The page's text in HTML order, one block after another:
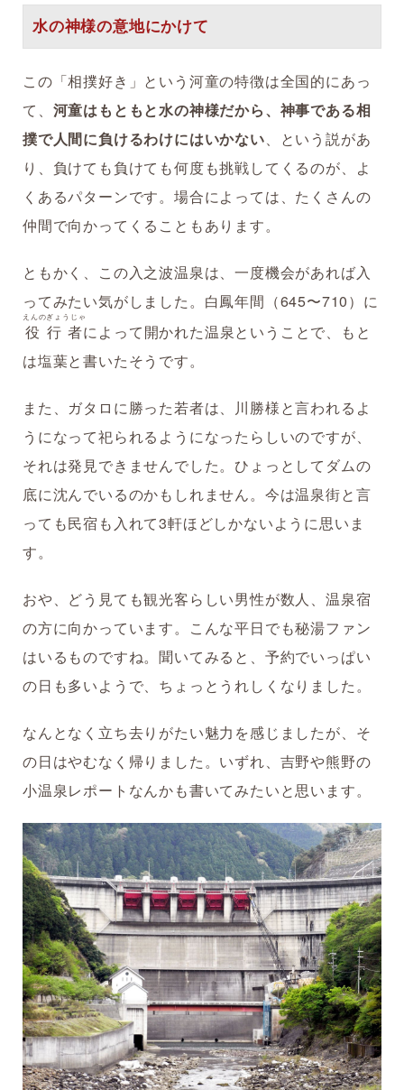
水の神様の意地にかけて
この「相撲好き」という河童の特徴は全国的にあっ
て、 河童はもともと水の神様だから、神事である相
撲で人間に負けるわけにはいかない、という説があ
り、負けても負けても何度も挑戦してくるのが、よ
くあるパターンです。場合によっては、たくさんの
仲間で向かってくることもあります。
ともかく、この入之波温泉は、一度機会があれば入
ってみたい気がしました。白鳳年間（645〜710）に
役行者
えんのぎょうじゃ
によって開かれた温泉ということで、もと
は塩葉と書いたそうです。
また、ガタロに勝った若者は、川勝様と言われるよ
うになって祀られるようになったらしいのですが、
それは発見できませんでした。ひょっとしてダムの
底に沈んでいるのかもしれません。今は温泉街と言
っても民宿も入れて3軒ほどしかないように思いま
す。
おや、どう見ても観光客らしい男性が数人、温泉宿
の方に向かっています。こんな平日でも秘湯ファン
はいるものですね。聞いてみると、予約でいっぱい
の日も多いようで、ちょっとうれしくなりました。
なんとなく立ち去りがたい魅力を感じましたが、そ
の日はやむなく帰りました。いずれ、吉野や熊野の
小温泉レポートなんかも書いてみたいと思います。